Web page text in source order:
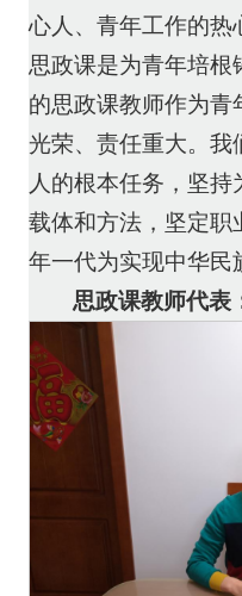
心人、青年工作的热
思政课是为青年培
的思政课教师作为
光荣、责任重大。我
人的根本任务，坚持
载体和方法，坚定职
年一代为实现中华民
思政课教师代表